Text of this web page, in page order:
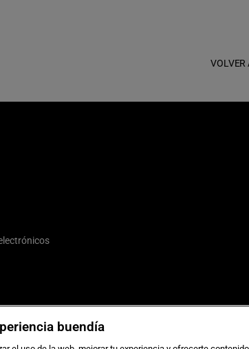
VOLVER
Cotizaciones para grupos
buendía